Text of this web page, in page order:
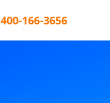
400-166-3656